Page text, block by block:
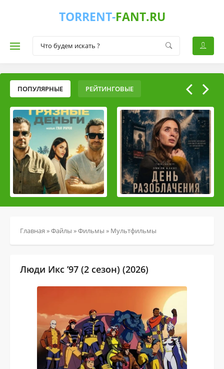
TORRENT-FANT.RU
ПОПУЛЯРНЫЕ РЕЙТИНГОВЫЕ
Главная »Файлы »Фильмы » Мультфильмы
Люди Икс ’97 (2 сезон) (2026)